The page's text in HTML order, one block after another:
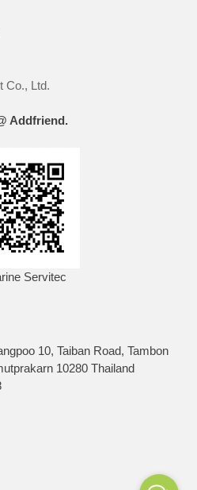
Co., Ltd.
Addfriend.
Servitec
10, Taiban Road, Tambon
10280 Thailand